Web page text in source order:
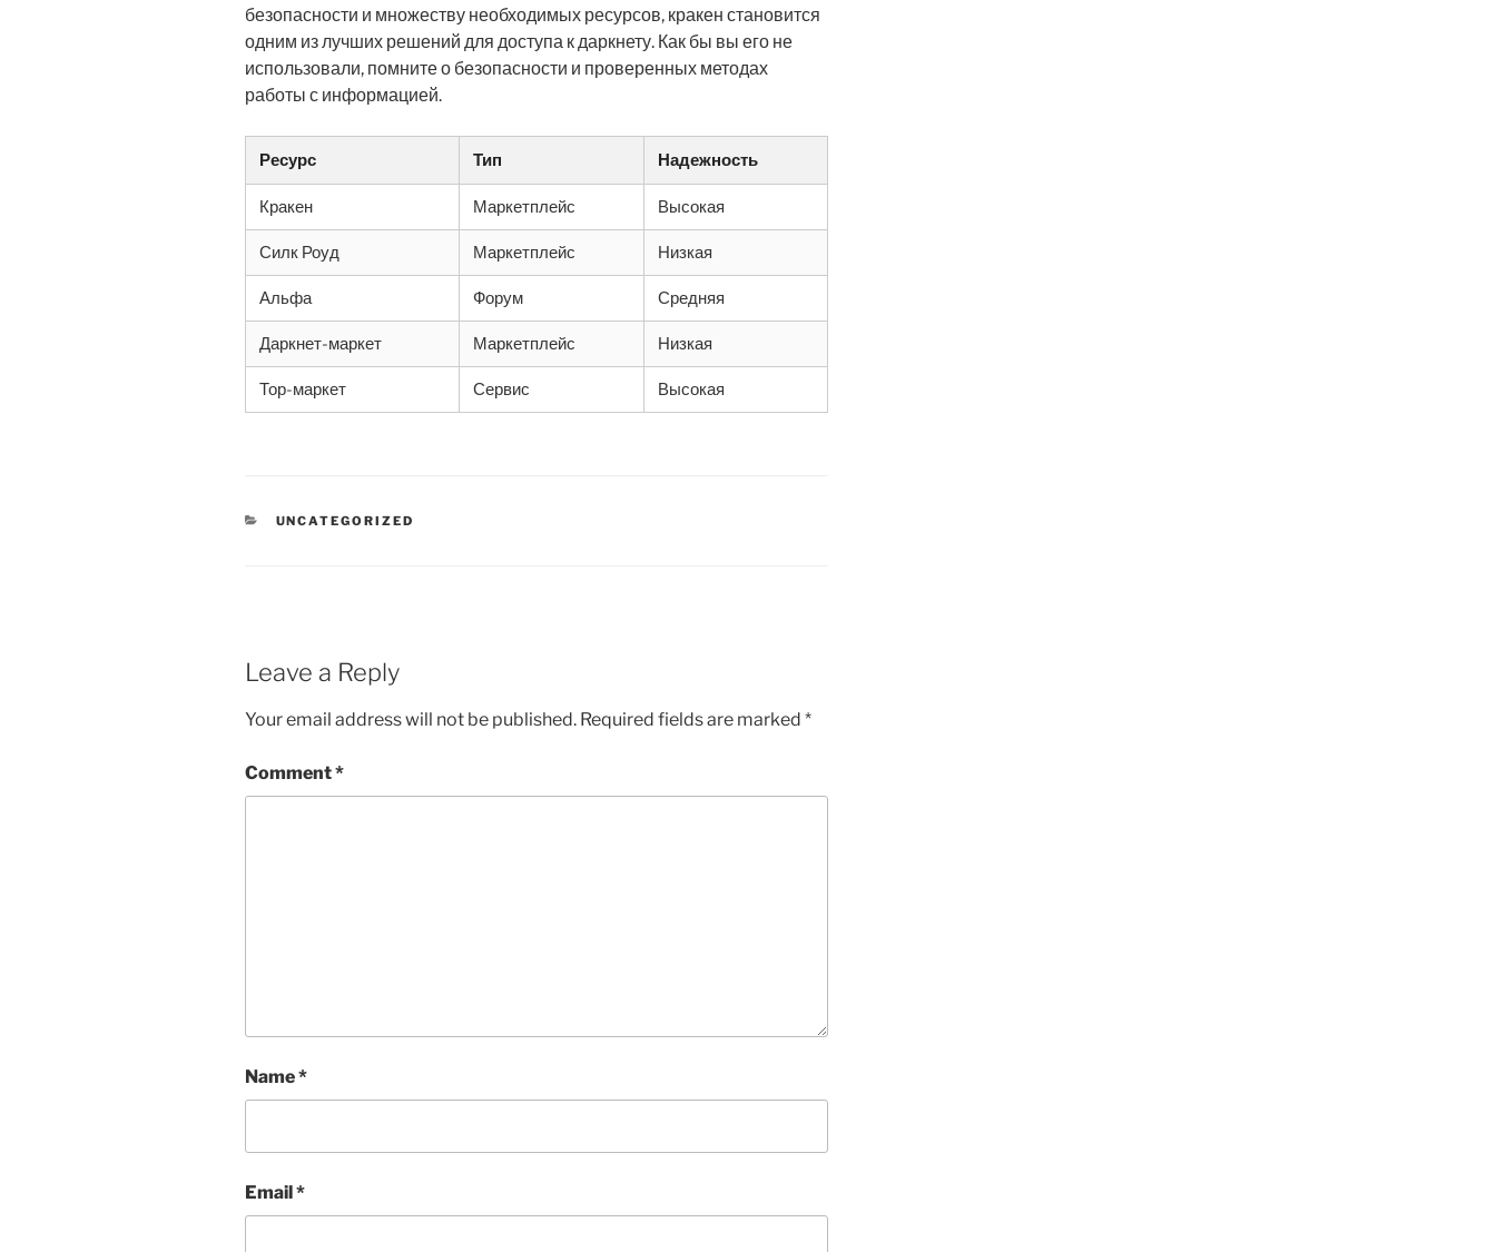
безопасности и множеству необходимых ресурсов, кракен становится
одним из лучших решений для доступа к даркнету. Как бы вы его не
использовали, помните о безопасности и проверенных методах
работы с информацией.
Ресурс Тип Надежность
Кракен Маркетплейс Высокая
Силк Роуд Маркетплейс Низкая
Альфа Форум Средняя
Даркнет-маркет Маркетплейс Низкая
Тор-маркет Сервис Высокая
CATEGORIES
UNCATEGORIZED
Leave a Reply
Your email address will not be published. Required fields are marked *
Comment*
Name*
Email*